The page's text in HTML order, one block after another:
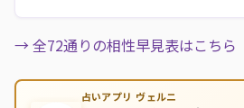
→ 全72通りの相性早見表はこちら
占いアプリ ヴェルニ